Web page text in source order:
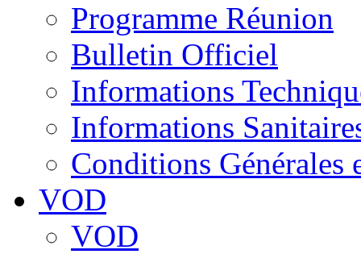
Programme Réunion
Bulletin Officiel
Informations
Informations
Conditions Générales
VOD
VOD